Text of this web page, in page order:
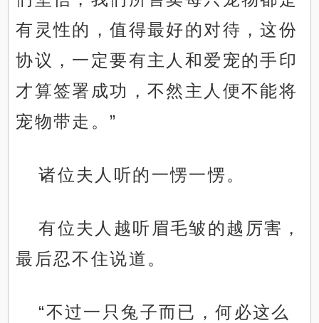
有灵性的，值得最好的对待，这份
协议，一定要有主人和爱宠的手印
才算签署成功，不然主人便不能将
宠物带走。”
诸位夫人听的一愣一愣。
有位夫人越听眉毛皱的越厉害，
最后忍不住说道。
“不过一只兔子而已，何必这么